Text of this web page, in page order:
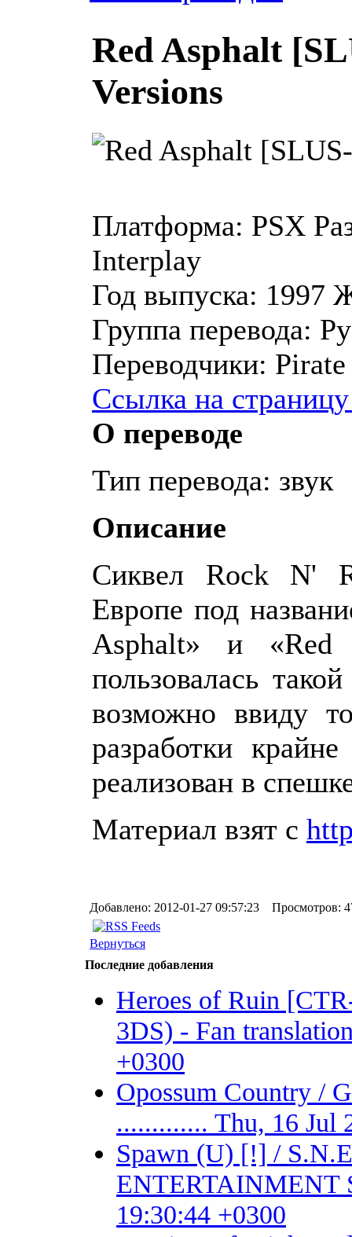
Red Asphalt
Versions
Платформа: PSX
Interplay
Год выпуска: 1997
Группа перевода:
Переводчики: Pirate
Ссылка на
О переводе
Тип перевода: звук
Описание
Сиквел Rock N'
Европе под
Asphalt» и
пользовалась
возможно ввиду
разработки
реализован в
Материал взят с
Добавлено: 2012-01-27 09:57:23 Просмотров:
Вернуться
Последние добавления
Heroes of Ruin
3DS) - Fan
+0300
Opossum Country /
............. Thu, 16 Jul
Spawn (U) [!] /
ENTERTAINMENT
19:30:44 +0300